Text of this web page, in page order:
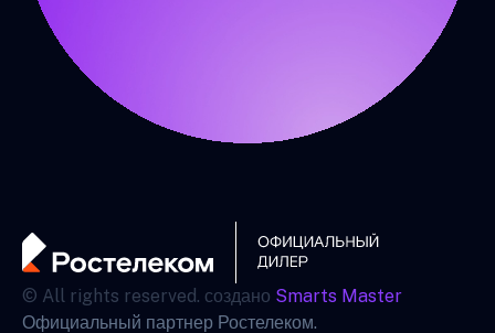
© All rights reserved. создано Smarts Master
Официальный партнер Ростелеком.